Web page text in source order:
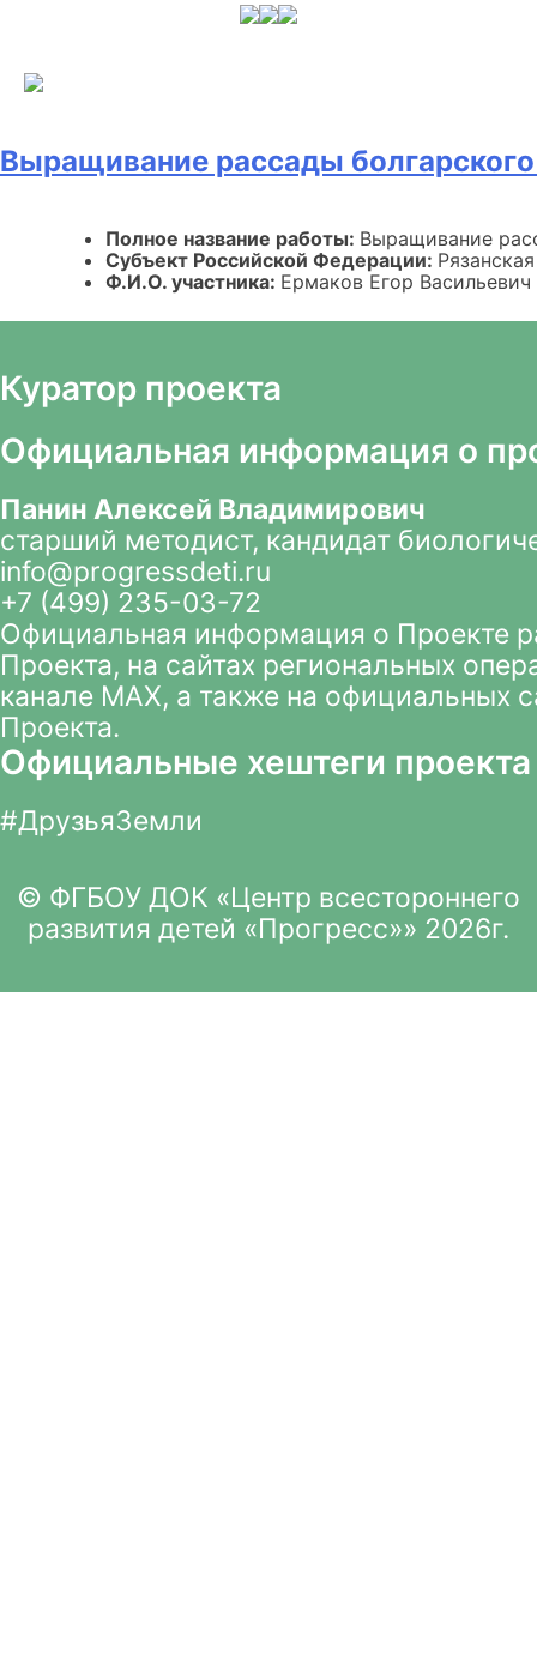
Выращивание рассады
Полное название работы: Выращивание
Субъект Российской Федерации:
Ф.И.О. участника: Ермаков Егор Васильевич
Куратор проекта
Официальная информация о
Панин Алексей Владимирович
старший методист, кандидат
info@progressdeti.ru
+7 (499) 235-03-72
Официальная информация о Проекте
Проекта, на сайтах региональных
канале MAX, а также на официальных
Проекта.
Официальные хештеги проекта
#ДрузьяЗемли
© ФГБОУ ДОК «Центр всестороннего
развития детей «Прогресс»» 2026г.